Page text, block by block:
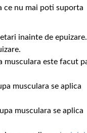
ce nu mai poti suporta
inainte de epuizare.
este facut
musculara se aplica
musculara se aplica